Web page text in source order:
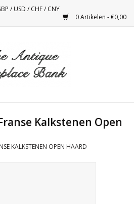
/USD /CHF/CNY
0 Artikelen - €0,00
Kalkstenen Open
KALKSTENEN OPEN HAARD